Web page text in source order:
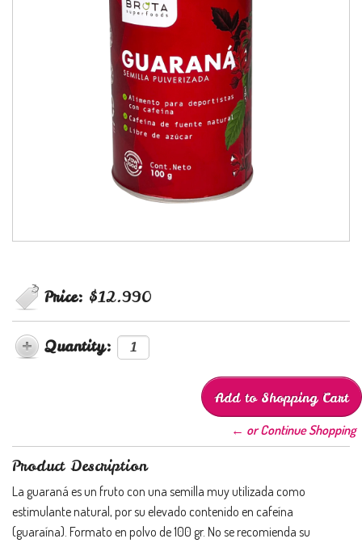
Price: $12.990
Quantity:
← or Continue Shopping
Product Description
La guaraná es un fruto con una semilla muy utilizada como
estimulante natural, por su elevado contenido en cafeína
(guaraína). Formato en polvo de 100 gr. No se recomienda su